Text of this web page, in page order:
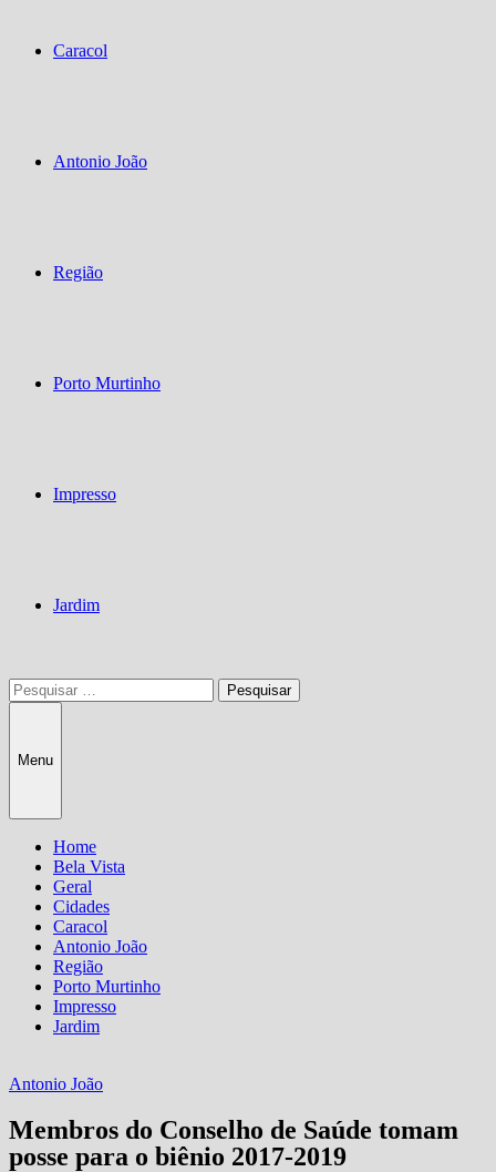
Caracol
Antonio João
Região
Porto Murtinho
Impresso
Jardim
Pesquisar
por:
Menu
Home
Bela Vista
Geral
Cidades
Caracol
Antonio João
Região
Porto Murtinho
Impresso
Jardim
Antonio João
Membros do Conselho de Saúde tomam
posse para o biênio 2017-2019